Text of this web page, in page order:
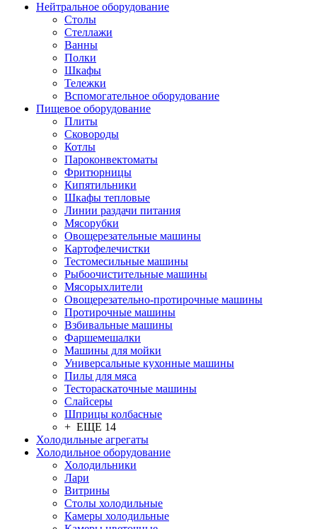
Нейтральное оборудование
Столы
Стеллажи
Ванны
Полки
Шкафы
Тележки
Вспомогательное оборудование
Пищевое оборудование
Плиты
Сковороды
Котлы
Пароконвектоматы
Фритюрницы
Кипятильники
Шкафы тепловые
Линии раздачи питания
Мясорубки
Овощерезательные машины
Картофелечистки
Тестомесильные машины
Рыбоочистительные машины
Мясорыхлители
Овощерезательно-протирочные машины
Протирочные машины
Взбивальные машины
Фаршемешалки
Машины для мойки
Универсальные кухонные машины
Пилы для мяса
Тестораскаточные машины
Слайсеры
Шприцы колбасные
+ ЕЩЕ 14
Холодильные агрегаты
Холодильное оборудование
Холодильники
Лари
Витрины
Столы холодильные
Камеры холодильные